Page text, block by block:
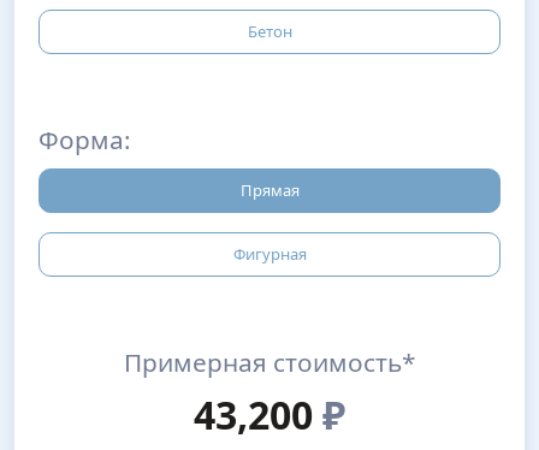
Бетон
Форма:
Прямая
Фигурная
Примерная стоимость*
43,200₽